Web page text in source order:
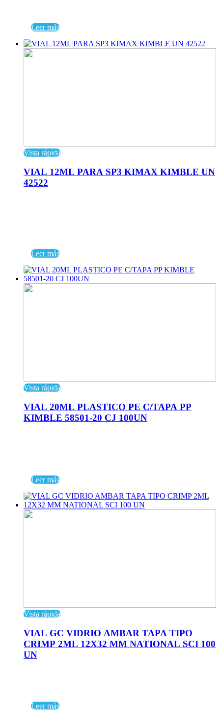
Leer más
Vista rápida
VIAL 12ML PARA SP3 KIMAX KIMBLE UN
42522
Leer más
Vista rápida
VIAL 20ML PLASTICO PE C/TAPA PP
KIMBLE 58501-20 CJ 100UN
Leer más
Vista rápida
VIAL GC VIDRIO AMBAR TAPA TIPO
CRIMP 2ML 12X32 MM NATIONAL SCI 100
UN
Leer más